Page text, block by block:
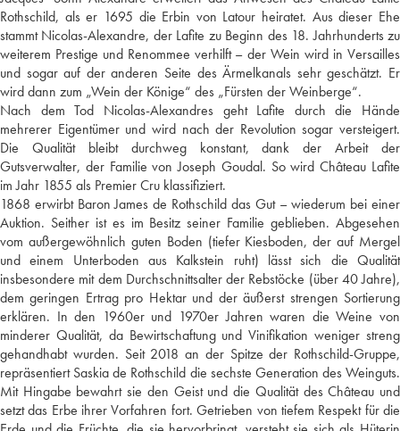
Rothschild, als er 1695 die Erbin von Latour heiratet. Aus dieser Ehe
stammt Nicolas-Alexandre, der Lafite zu Beginn des 18. Jahrhunderts zu
weiterem Prestige und Renommee verhilft – der Wein wird in Versailles
und sogar auf der anderen Seite des Ärmelkanals sehr geschätzt. Er
wird dann zum „Wein der Könige“ des „Fürsten der Weinberge“.
Nach dem Tod Nicolas-Alexandres geht Lafite durch die Hände
mehrerer Eigentümer und wird nach der Revolution sogar versteigert.
Die Qualität bleibt durchweg konstant, dank der Arbeit der
Gutsverwalter, der Familie von Joseph Goudal. So wird Château Lafite
im Jahr 1855 als Premier Cru klassifiziert.
1868 erwirbt Baron James de Rothschild das Gut – wiederum bei einer
Auktion. Seither ist es im Besitz seiner Familie geblieben. Abgesehen
vom außergewöhnlich guten Boden (tiefer Kiesboden, der auf Mergel
und einem Unterboden aus Kalkstein ruht) lässt sich die Qualität
insbesondere mit dem Durchschnittsalter der Rebstöcke (über 40 Jahre),
dem geringen Ertrag pro Hektar und der äußerst strengen Sortierung
erklären. In den 1960er und 1970er Jahren waren die Weine von
minderer Qualität, da Bewirtschaftung und Vinifikation weniger streng
gehandhabt wurden. Seit 2018 an der Spitze der Rothschild-Gruppe,
repräsentiert Saskia de Rothschild die sechste Generation des Weinguts.
Mit Hingabe bewahrt sie den Geist und die Qualität des Château und
setzt das Erbe ihrer Vorfahren fort. Getrieben von tiefem Respekt für die